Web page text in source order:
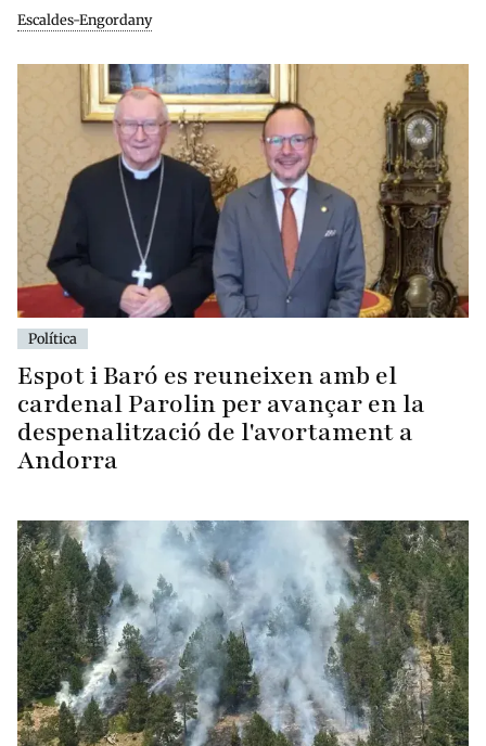
Escaldes-Engordany
Política
Espot i Baró es reuneixen amb el
cardenal Parolin per avançar en la
despenalització de l'avortament a
Andorra